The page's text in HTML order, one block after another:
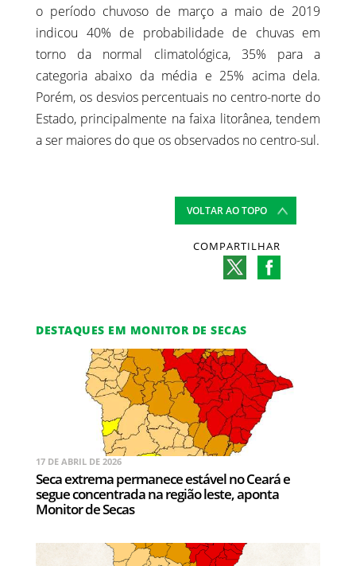
o período chuvoso de março a maio de 2019
indicou 40% de probabilidade de chuvas em
torno da normal climatológica, 35% para a
categoria abaixo da média e 25% acima dela.
Porém, os desvios percentuais no centro-norte do
Estado, principalmente na faixa litorânea, tendem
a ser maiores do que os observados no centro-sul.
VOLTAR AO TOPO
COMPARTILHAR
DESTAQUES EM MONITOR DE SECAS
17 DE ABRIL DE 2026
Seca extrema permanece estável no Ceará e
segue concentrada na região leste, aponta
Monitor de Secas